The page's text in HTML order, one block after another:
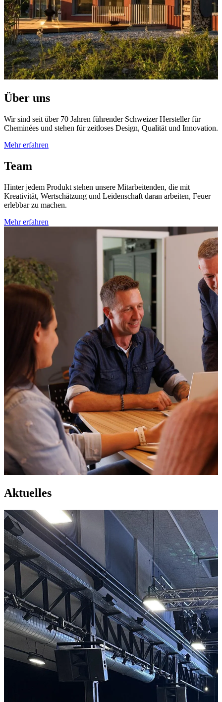
Über uns
Wir sind seit über 70 Jahren führender Schweizer Hersteller für
Cheminées und stehen für zeitloses Design, Qualität und Innovation.
Mehr erfahren
Team
Hinter jedem Produkt stehen unsere Mitarbeitenden, die mit
Kreativität, Wertschätzung und Leidenschaft daran arbeiten, Feuer
erlebbar zu machen.
Mehr erfahren
Aktuelles